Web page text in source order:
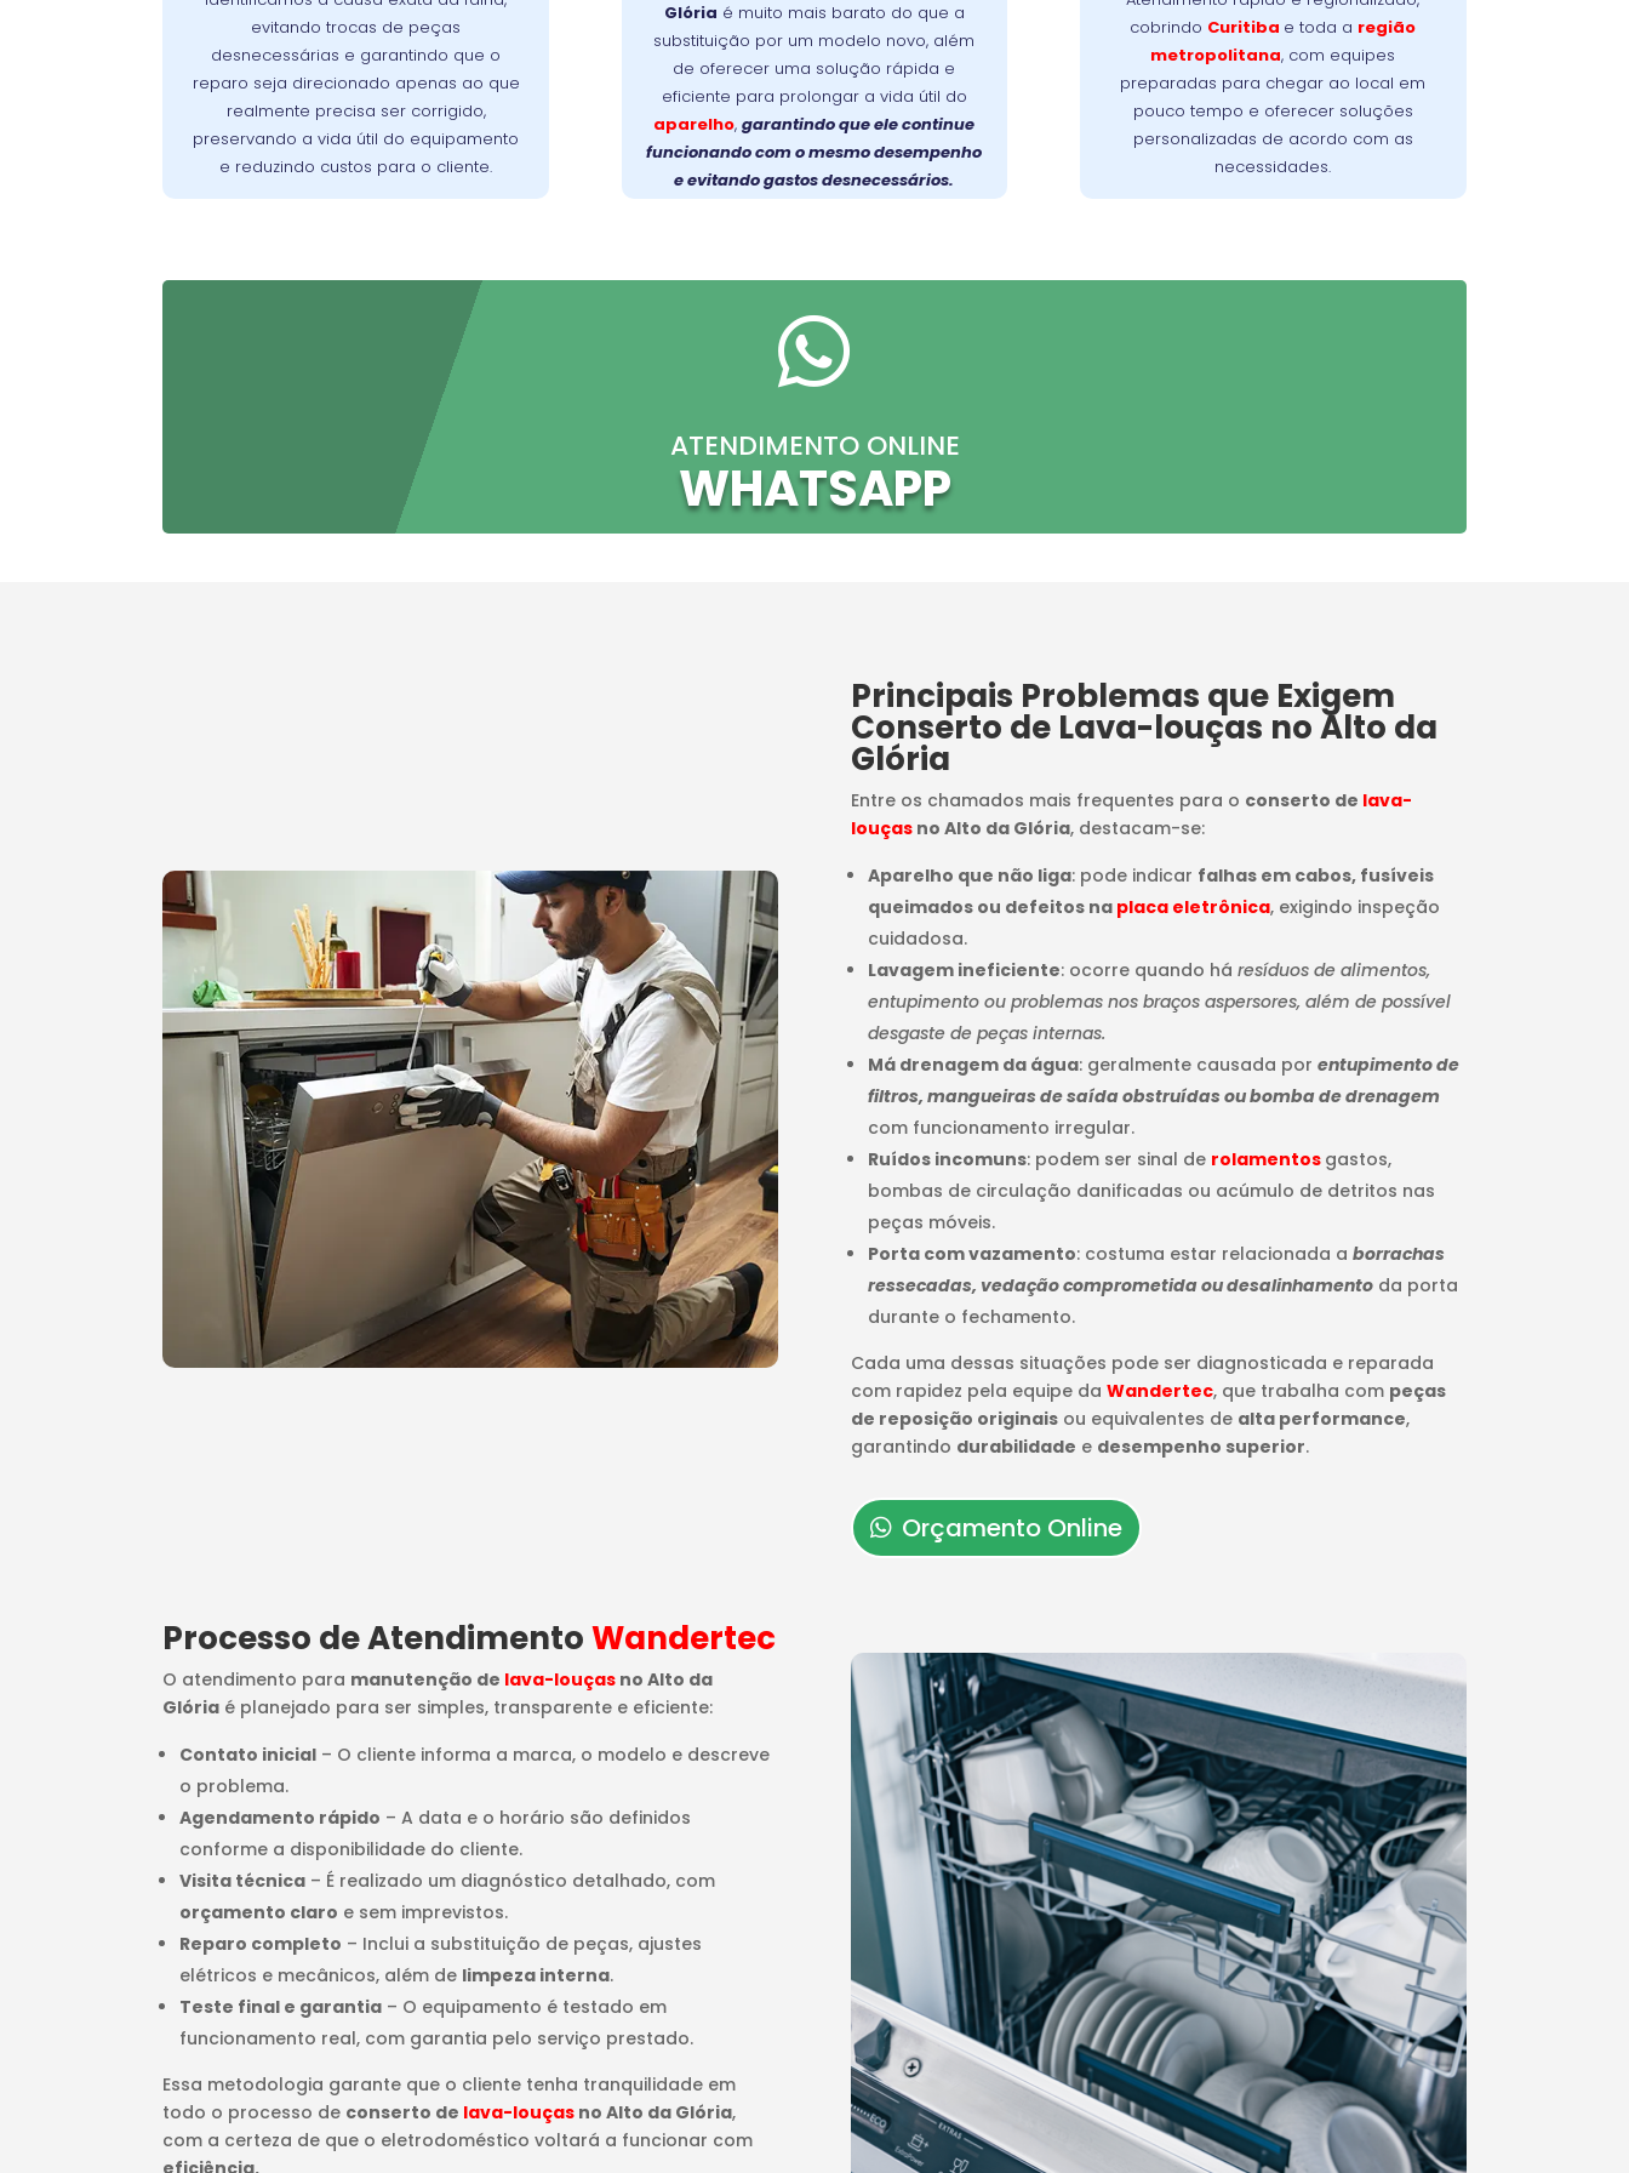
evitando trocas de peças
desnecessárias e garantindo que o
reparo seja direcionado apenas ao que
realmente precisa ser corrigido,
preservando a vida útil do equipamento
e reduzindo custos para o cliente.
identificar com exatidão a origem dos
problemas.
Assim, evitamos reparos
desnecessários, preservamos a vida útil
do aparelho e asseguramos que o cliente
pague apenas pelo que realmente
precisa ser corrigido.
Glória é muito mais barato do que a
substituição por um modelo novo, além
de oferecer uma solução rápida e
eficiente para prolongar a vida útil do
aparelho,garantindo que ele continue
funcionando com o mesmo desempenho
e evitando gastos desnecessários.
trocas caras e devolve a eficiência
original ao seu aparelho.
Faça a
escolha inteligente:
prolongue a vida
útil da sua lava-louças com um reparo
profissional e de qualidade!
cobrindo Curitiba e toda a região
metropolitana, com equipes
preparadas para chegar ao local em
pouco tempo e oferecer soluções
personalizadas de acordo com as
necessidades.
planejado para solucionar o problema
no menor tempo possível, minimizando a
interrupção da sua rotina.
Nossa meta é
oferecer conforto, confiança e resultados
imediatos, do primeiro contato à
conclusão do serviço.

ATENDIMENTO ONLINE
WHATSAPP
Principais Problemas que Exigem
Conserto de Lava-louças no Alto da
Glória
Entre os chamados mais frequentes para o conserto de lava-
louçasno Alto da Glória, destacam-se:
Aparelho que não liga: pode indicar falhas em cabos, fusíveis
queimados ou defeitos na placa eletrônica, exigindo inspeção
cuidadosa.
Lavagem ineficiente: ocorre quando há resíduos de alimentos,
entupimento ou problemas nos braços aspersores, além de possível
desgaste de peças internas.
Má drenagem da água: geralmente causada por entupimento de
filtros, mangueiras de saída obstruídas ou bomba de drenagem
com funcionamento irregular.
Ruídos incomuns: podem ser sinal de rolamentos gastos,
bombas de circulação danificadas ou acúmulo de detritos nas
peças móveis.
Porta com vazamento: costuma estar relacionada a borrachas
ressecadas, vedação comprometida ou desalinhamentoda porta
durante o fechamento.
Cada uma dessas situações pode ser diagnosticada e reparada
com rapidez pela equipe da Wandertec, que trabalha com peças
de reposição originaisou equivalentes de alta performance,
garantindo durabilidade e desempenho superior.
Orçamento Online
Processo de AtendimentoWandertec
O atendimento para manutenção de lava-louças no Alto da
Glória é planejado para ser simples, transparente e eficiente:
Contato inicial – O cliente informa a marca, o modelo e descreve
o problema.
Agendamento rápido – A data e o horário são definidos
conforme a disponibilidade do cliente.
Visita técnica – É realizado um diagnóstico detalhado, com
orçamento claro e sem imprevistos.
Reparo completo – Inclui a substituição de peças, ajustes
elétricos e mecânicos, além de limpeza interna.
Teste final e garantia – O equipamento é testado em
funcionamento real, com garantia pelo serviço prestado.
Essa metodologia garante que o cliente tenha tranquilidade em
todo o processo de conserto de lava-louças no Alto da Glória,
com a certeza de que o eletrodoméstico voltará a funcionar com